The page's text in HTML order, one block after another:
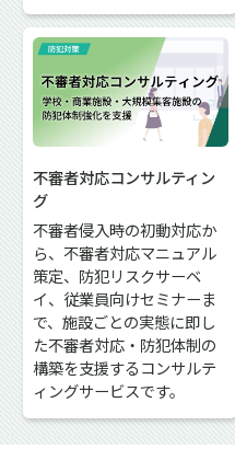
不審者対応コンサルティン
グ
不審者侵入時の初動対応か
ら、不審者対応マニュアル
策定、防犯リスクサーベ
イ、従業員向けセミナーま
で、施設ごとの実態に即し
た不審者対応・防犯体制の
構築を支援するコンサルテ
ィングサービスです。